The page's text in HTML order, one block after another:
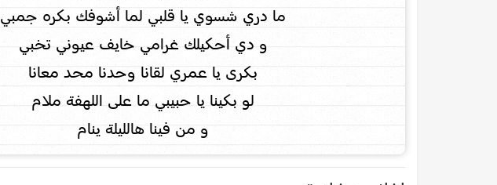
ما دري شسوي يا قلبي لما أشوفك بكره جمبي
و دي أحكيلك غرامي خايف عيوني تخبي
بكرى يا عمري لقانا وحدنا محد معانا
لو بكينا يا حبيبي ما على اللهفة ملام
و من فينا هالليلة ينام